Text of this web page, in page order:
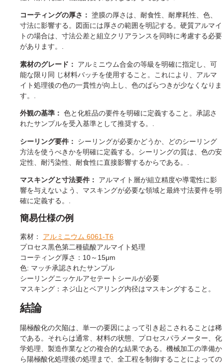
コーティングの厚さ： 塗膜の厚さは、耐食性、耐摩耗性、色、
寸法に影響する。図面には厚さの範囲を明記する。硬質アルマイ
トの場合は、寸法公差と組立クリアランスを同時に考慮する必要
があります。.
素材のグレード：
アルミニウム合金の等級を明確に指定し、可
能な限り同 じ材料バッチを使用すること。これにより、アルマ
イト処理後の色の一貫性が向上し、色のばらつきが少なくなりま
す。.
外観の基準： 色と化粧品の要件を明確に定義すること。承認さ
れたサンプルを受入基準として推奨する。.
シーリング要件：
シーリングが必要かどうか、どのシーリング
方法を使うべきかを明確に定義する。シーリングの質は、色の安
定性、耐汚染性、耐食性に直接影響するからである。.
マスキングと寸法要件：
アルマイト層が組立精度や導電性に影
響を与えないよう、マスキングが必要な領域と最終寸法要件を明
確に定義する。.
簡易仕様の例
素材： アルミニウム 6061-T6
プロセス黒色第二種硫酸アルマイト処理
コーティング厚さ：10～15μm
色: マッチ承認されたサンプル
シーリングニッケルアセテートシールが必要
マスキング：ネジ山とベアリング内径はマスキングすること。
結論
陽極酸化の欠陥は、単一の要因によって引き起こされることは稀
である。それらは通常、材料の状態、プロセスパラメーター、化
学処理、製造作業などの複合的な結果である。機械加工の準備か
ら陽極酸化処理後の処理まで、全工程を制御することによっての